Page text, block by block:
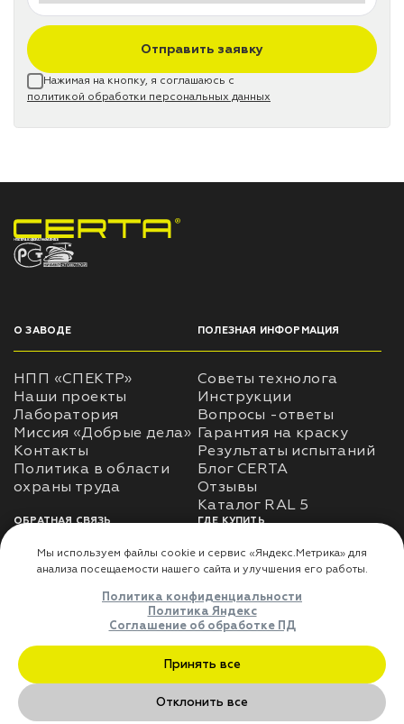
Отправить заявку
Нажимая на кнопку, я соглашаюсь с
политикой обработки персональных данных
НПП «СПЕКТР» ЗАВОД ЛАКОКРАСОЧНЫХ МАТЕРИАЛОВ
О ЗАВОДЕ
НПП «СПЕКТР»
Наши проекты
Лаборатория
Миссия «Добрые дела»
Контакты
Политика в области
ПОЛЕЗНАЯ ИНФОРМАЦИЯ
Советы технолога
Инструкции
Вопросы -ответы
Гарантия на краску
Результаты испытаний
Блог CERTA
Отзывы
Каталог RAL 5
ОБРАТНАЯ СВЯЗЬ
Использование
использования личных
Оферта
ГДЕ КУПИТЬ
Доставка
Где купить
ДЛЯ ПАРТНЁРОВ
Преимущества
Мы используем файлы cookie и сервис «Яндекс.Метрика»